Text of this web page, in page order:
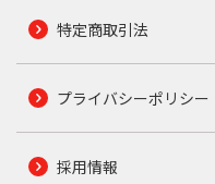
特定商取引法
プライバシーポリシー
採用情報